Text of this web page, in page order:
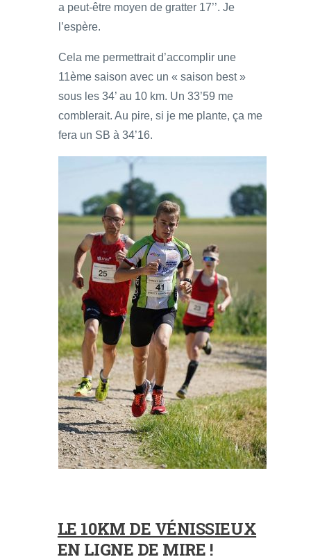
a peut-être moyen de gratter 17’’. Je
l’espère.
Cela me permettrait d’accomplir une
11ème saison avec un « saison best »
sous les 34’ au 10 km. Un 33’59 me
comblerait. Au pire, si je me plante, ça me
fera un SB à 34’16.
LE 10KM DE VÉNISSIEUX
EN LIGNE DE MIRE !